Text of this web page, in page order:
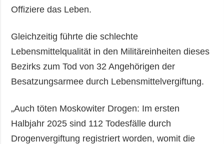
Offiziere das Leben.
Gleichzeitig führte die schlechte
Lebensmittelqualität in den Militäreinheiten dieses
Bezirks zum Tod von 32 Angehörigen der
Besatzungsarmee durch Lebensmittelvergiftung.
„Auch töten Moskowiter Drogen: Im ersten
Halbjahr 2025 sind 112 Todesfälle durch
Drogenvergiftung registriert worden, womit die